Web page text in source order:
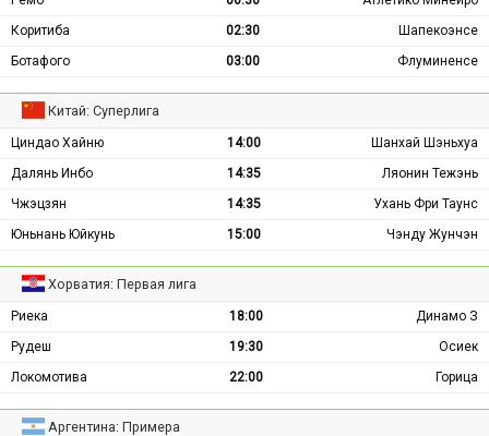
Коритиба
02:30
Шапекоэнсе
Ботафого
03:00 Флуминенсе
Китай: Суперлига
Циндао Хайню 14:00
Шанхай Шэньхуа
Далянь Инбо
14:35
Ляонин Тежэнь
Чжэцзян
14:35
Ухань Фри Таунс
Юньнань Юйкунь
15:00 Чэнду Жунчэн
Хорватия: Первая лига
Риека 18:00
Динамо З
Рудеш
19:30
Осиек
Локомотива
22:00 Горица
Аргентина: Примера